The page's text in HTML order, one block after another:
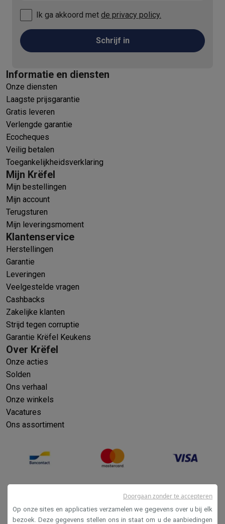
Ik ga akkoord met de privacy policy.
Schrijf in
Informatie en diensten
Onze diensten
Laagste prijsgarantie
Gratis leveren
Verlengde garantie
Ecocheques
Veilig betalen
Toegankelijkheidsverklaring
Mijn Krëfel
Mijn bestellingen
Mijn account
Terugsturen
Mijn leveringsmoment
Klantenservice
Herstellingen
Garantie
Leveringen
Veelgestelde vragen
Cashbacks
Zakelijke klanten
Strijd tegen corruptie
Garantie Krëfel Keukens
Over Krëfel
Onze acties
Solden
Ons verhaal
Onze winkels
Vacatures
Ons assortiment
Op onze sites en applicaties verzamelen we gegevens over u bij elk
bezoek. Deze gegevens stellen ons in staat om u de aanbiedingen
Doorgaan zonder te accepteren